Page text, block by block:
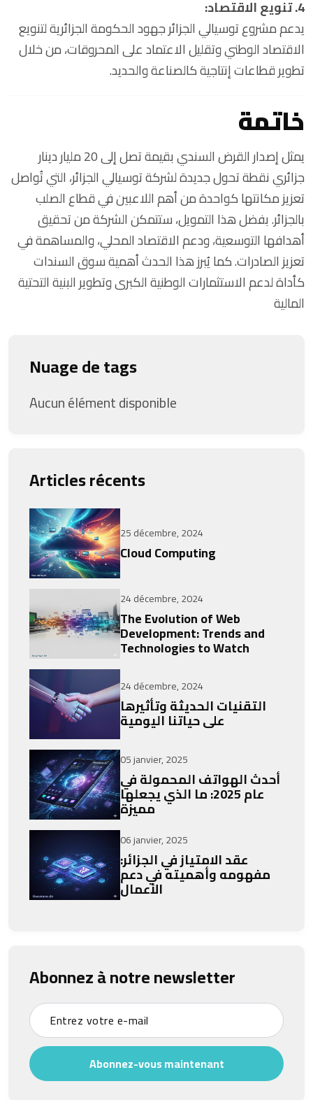
4. تنويع الاقتصاد:
يدعم مشروع توسيالي الجزائر جهود الحكومة الجزائرية لتنويع
الاقتصاد الوطني وتقليل الاعتماد على المحروقات، من خلال
تطوير قطاعات إنتاجية كالصناعة والحديد.
خاتمة
يمثل إصدار القرض السندي بقيمة تصل إلى 20 مليار دينار
جزائري نقطة تحول جديدة لشركة توسيالي الجزائر، التي تُواصل
تعزيز مكانتها كواحدة من أهم اللاعبين في قطاع الصلب
بالجزائر. بفضل هذا التمويل، ستتمكن الشركة من تحقيق
أهدافها التوسعية، ودعم الاقتصاد المحلي، والمساهمة في
تعزيز الصادرات. كما يُبرز هذا الحدث أهمية سوق السندات
كأداة لدعم الاستثمارات الوطنية الكبرى وتطوير البنية التحتية
المالية
Nuage de tags
Aucun élément disponible
Articles récents
25 décembre, 2024
Cloud Computing
24 décembre, 2024
The Evolution of Web
Development: Trends and
Technologies to Watch
24 décembre, 2024
التقنيات الحديثة وتأثيرها
على حياتنا اليومية
05 janvier, 2025
أحدث الهواتف المحمولة في
عام 2025: ما الذي يجعلها
مميزة
06 janvier, 2025
عقد الامتياز في الجزائر:
مفهومه وأهميته في دعم
الأعمال
Abonnez à notre newsletter
Abonnez-vous maintenant